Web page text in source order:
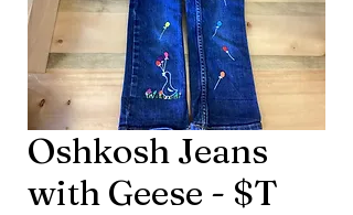
Oshkosh Jeans
with Geese - $T